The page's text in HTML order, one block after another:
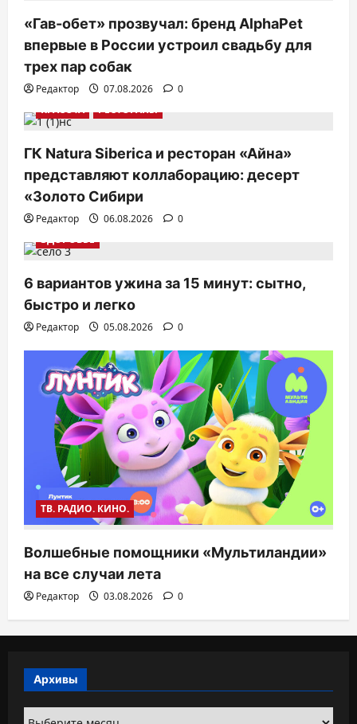
«Гав-обет» прозвучал: бренд AlphaPet
впервые в России устроил свадьбу для
трех пар собак
Редактор 07.08.2026
0
КРАСОТА
РЕСТОРАНЫ
ГК Natura Siberica и ресторан «Айна»
представляют коллаборацию: десерт
«Золото Сибири
Редактор 06.08.2026
0
ЗДОРОВЬЕ
6 вариантов ужина за 15 минут: сытно,
быстро и легко
Редактор 05.08.2026 0
ТВ. РАДИО. КИНО.
Волшебные помощники «Мультиландии»
на все случаи лета
Редактор 03.08.2026 0
Архивы
Архивы